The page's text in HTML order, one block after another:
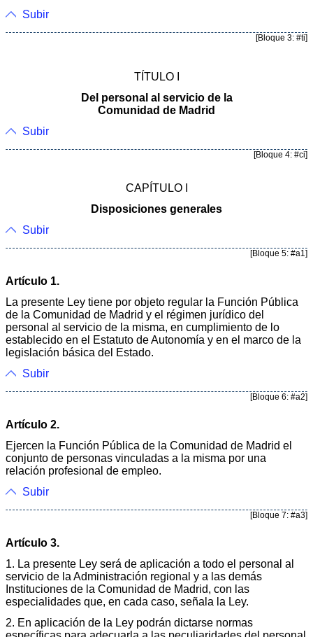
Subir
[Bloque 3: #ti]
TÍTULO I
Del personal al servicio de la
Comunidad de Madrid
Subir
[Bloque 4: #ci]
CAPÍTULO I
Disposiciones generales
Subir
[Bloque 5: #a1]
Artículo 1.
La presente Ley tiene por objeto regular la Función Pública
de la Comunidad de Madrid y el régimen jurídico del
personal al servicio de la misma, en cumplimiento de lo
establecido en el Estatuto de Autonomía y en el marco de la
legislación básica del Estado.
Subir
[Bloque 6: #a2]
Artículo 2.
Ejercen la Función Pública de la Comunidad de Madrid el
conjunto de personas vinculadas a la misma por una
relación profesional de empleo.
Subir
[Bloque 7: #a3]
Artículo 3.
1. La presente Ley será de aplicación a todo el personal al
servicio de la Administración regional y a las demás
Instituciones de la Comunidad de Madrid, con las
especialidades que, en cada caso, señala la Ley.
2. En aplicación de la Ley podrán dictarse normas